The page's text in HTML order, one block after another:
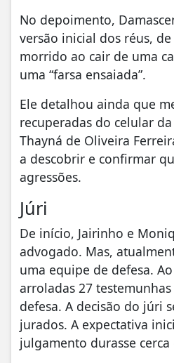
No depoimento,
versão inicial dos réus,
morrido ao cair de uma
uma “farsa ensaiada”.
Ele detalhou ainda que
recuperadas do celular
Thayná de Oliveira
a descobrir e confirmar
agressões.
Júri
De início, Jairinho e
advogado. Mas,
uma equipe de defesa.
arroladas 27
defesa. A decisão do júri
jurados. A expectativa
julgamento durasse cerca